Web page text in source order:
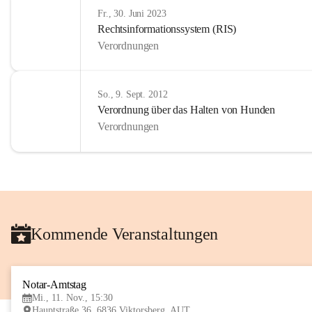
Fr., 30. Juni 2023
Rechtsinformationssystem (RIS)
Verordnungen
So., 9. Sept. 2012
Verordnung über das Halten von Hunden
Verordnungen
Kommende Veranstaltungen
Notar-Amtstag
Mi., 11. Nov., 15:30